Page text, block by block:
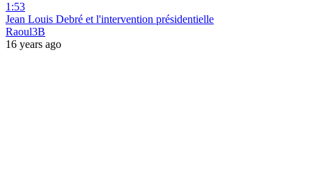
1:53
Jean Louis Debré et l'intervention présidentielle
Raoul3B
16 years ago